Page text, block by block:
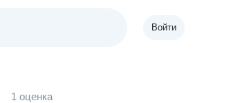
Войти
1 оценка